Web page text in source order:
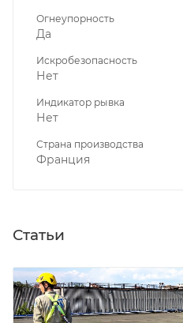
Огнеупорность
Да
Искробезопасность
Нет
Индикатор рывка
Нет
Страна производства
Франция
Статьи